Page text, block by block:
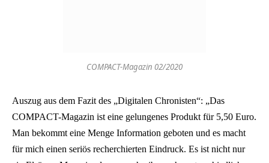
COMPACT-Magazin 02/2020
Auszug aus dem Fazit des „Digitalen Chronisten“: „Das
COMPACT-Magazin ist eine gelungenes Produkt für 5,50 Euro.
Man bekommt eine Menge Information geboten und es macht
für mich einen seriös recherchierten Eindruck. Es ist nicht nur